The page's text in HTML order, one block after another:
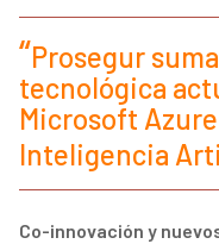
Prosegur
tecnológica
Microsoft
Inteligencia
Co-innovación y